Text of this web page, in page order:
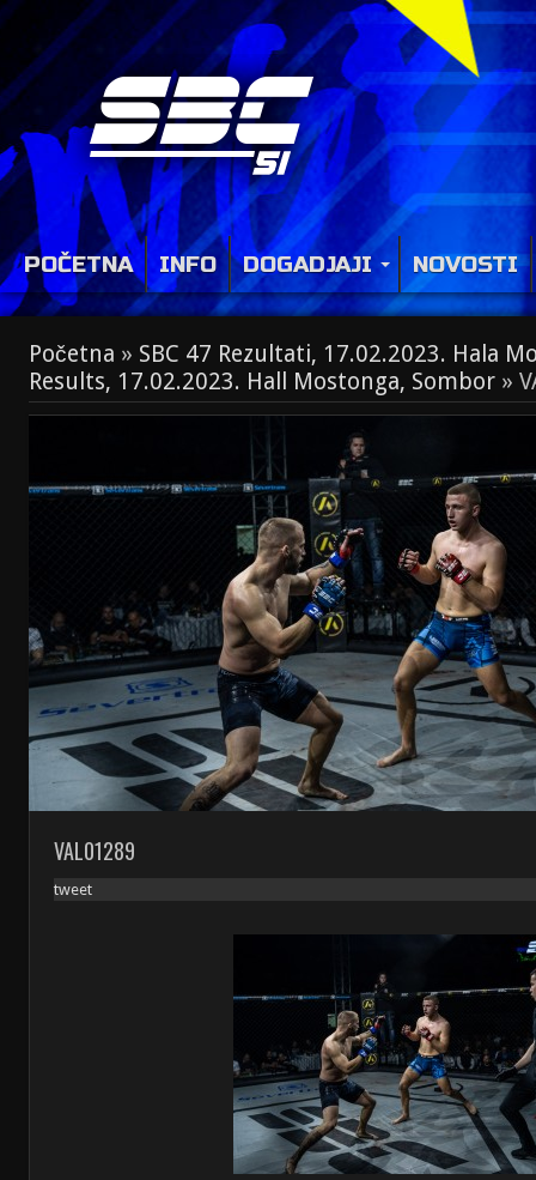
POČETNA INFO DOGADJAJI NOVOSTI
Početna » SBC 47 Rezultati, 17.02.2023. Hala
Results, 17.02.2023. Hall Mostonga, Sombor »
VAL01289
tweet